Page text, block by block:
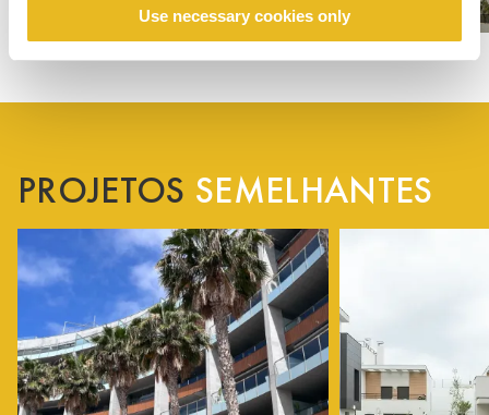
Use necessary cookies only
PROJETOS SEMELHANTES